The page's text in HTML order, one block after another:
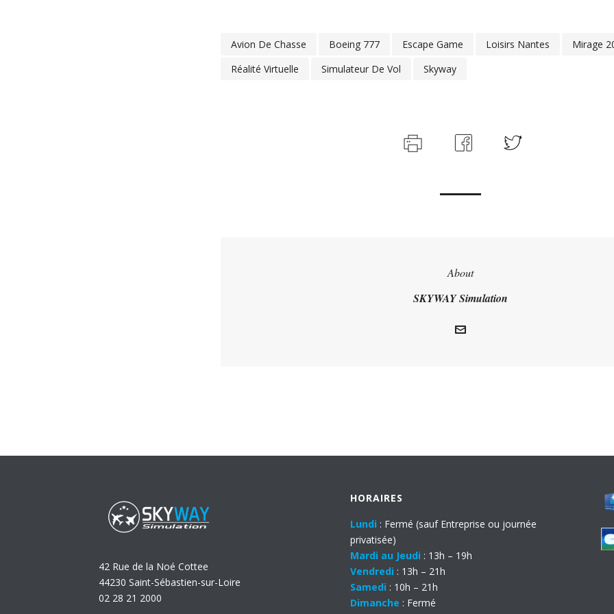
Avion De Chasse Boeing 777 Escape Game Loisirs Nantes
Mirage
Réalité Virtuelle
Simulateur De Vol Skyway
About
SKYWAY Simulation
42 Rue de la Noé Cottee
44230 Saint-Sébastien-sur-Loire
02 28 21 2000
HORAIRES
Lundi : Fermé (sauf Entreprise ou journée
privatisée)
Mardi au Jeudi : 13h – 19h
Vendredi : 13h – 21h
Samedi : 10h – 21h
Dimanche : Fermé